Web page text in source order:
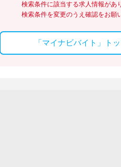
検索条件に該当する求人情報があ
検索条件を変更のうえ確認をお願
「マイナビバイト」ト